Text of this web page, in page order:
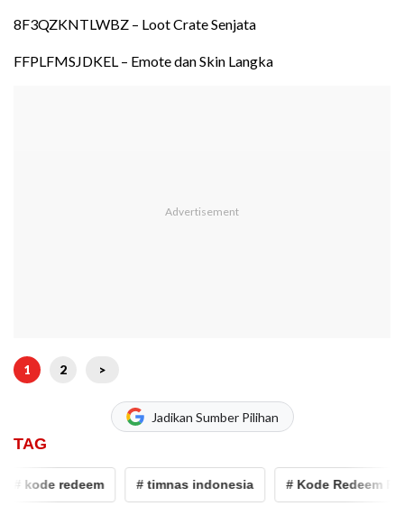
8F3QZKNTLWBZ – Loot Crate Senjata
FFPLFMSJDKEL – Emote dan Skin Langka
1 2 >
Jadikan Sumber Pilihan
TAG
kode redeem # timnas indonesia # Kode Redeem Free